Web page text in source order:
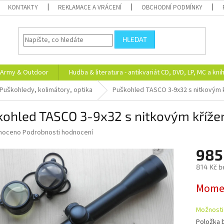
KONTAKTY REKLAMACE A VRÁCENÍ OBCHODNÍ PODMÍNKY
HLEDAT
Army & Outdoor Hudba & literatura - antikvariát CD, DVD, LP, MC a
Puškohledy, kolimátory, optika Puškohled TASCO 3-9x32 s nitkovým
TASCO 3-9x32 s nitkovým
Podrobnosti hodnocení
814 Kč
cena: